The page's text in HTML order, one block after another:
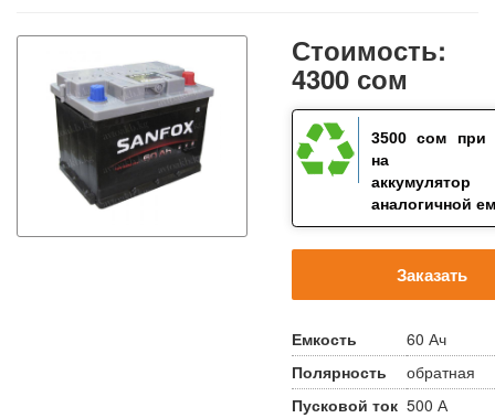
Стоимость:
4300 сом
3500 сом при
на
аккумулятор
аналогичной
Заказать
Емкость
60 Ач
Полярность
обратная
Пусковой ток 500 А